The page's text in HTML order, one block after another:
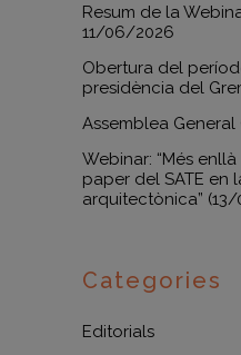
Resum de la
11/06/2026
Obertura del
presidència del
Assemblea General
Webinar: “Més enllà
paper del SATE en
arquitectònica”
Categories
Editorials